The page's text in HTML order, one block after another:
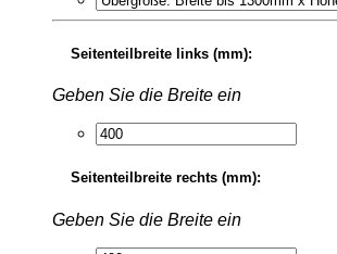
Seitenteilbreite links (mm):
Geben Sie die Breite ein
Seitenteilbreite rechts (mm):
Geben Sie die Breite ein